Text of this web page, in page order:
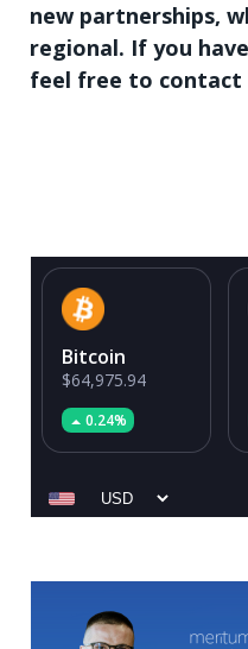
new partnerships,
regional. If you
feel free to contact
Bitcoin
$64,975.94
0.24%